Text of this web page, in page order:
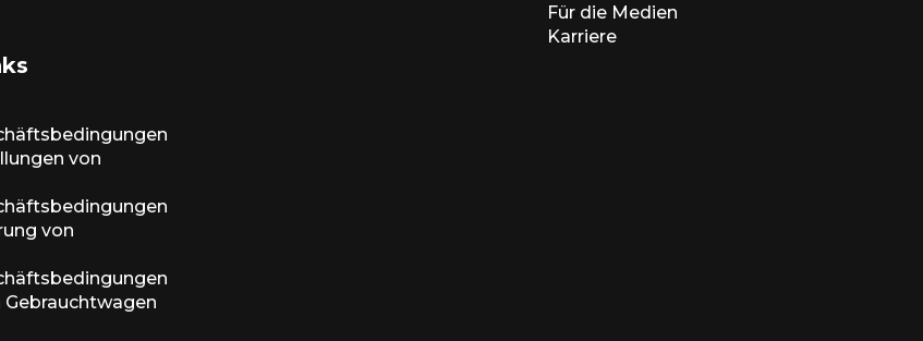
Für die Medien
Karriere
von
von